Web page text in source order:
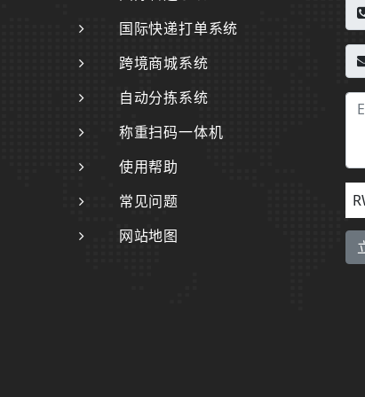
国际快递打单系统
跨境商城系统
自动分拣系统
称重扫码一体机
使用帮助
常见问题
网站地图